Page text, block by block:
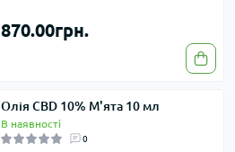
870.00грн.
Олія CBD 10% М'ята 10 мл
В наявності
0